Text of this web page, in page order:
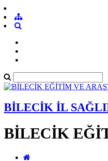
BİLECİK İL
BİLECİK